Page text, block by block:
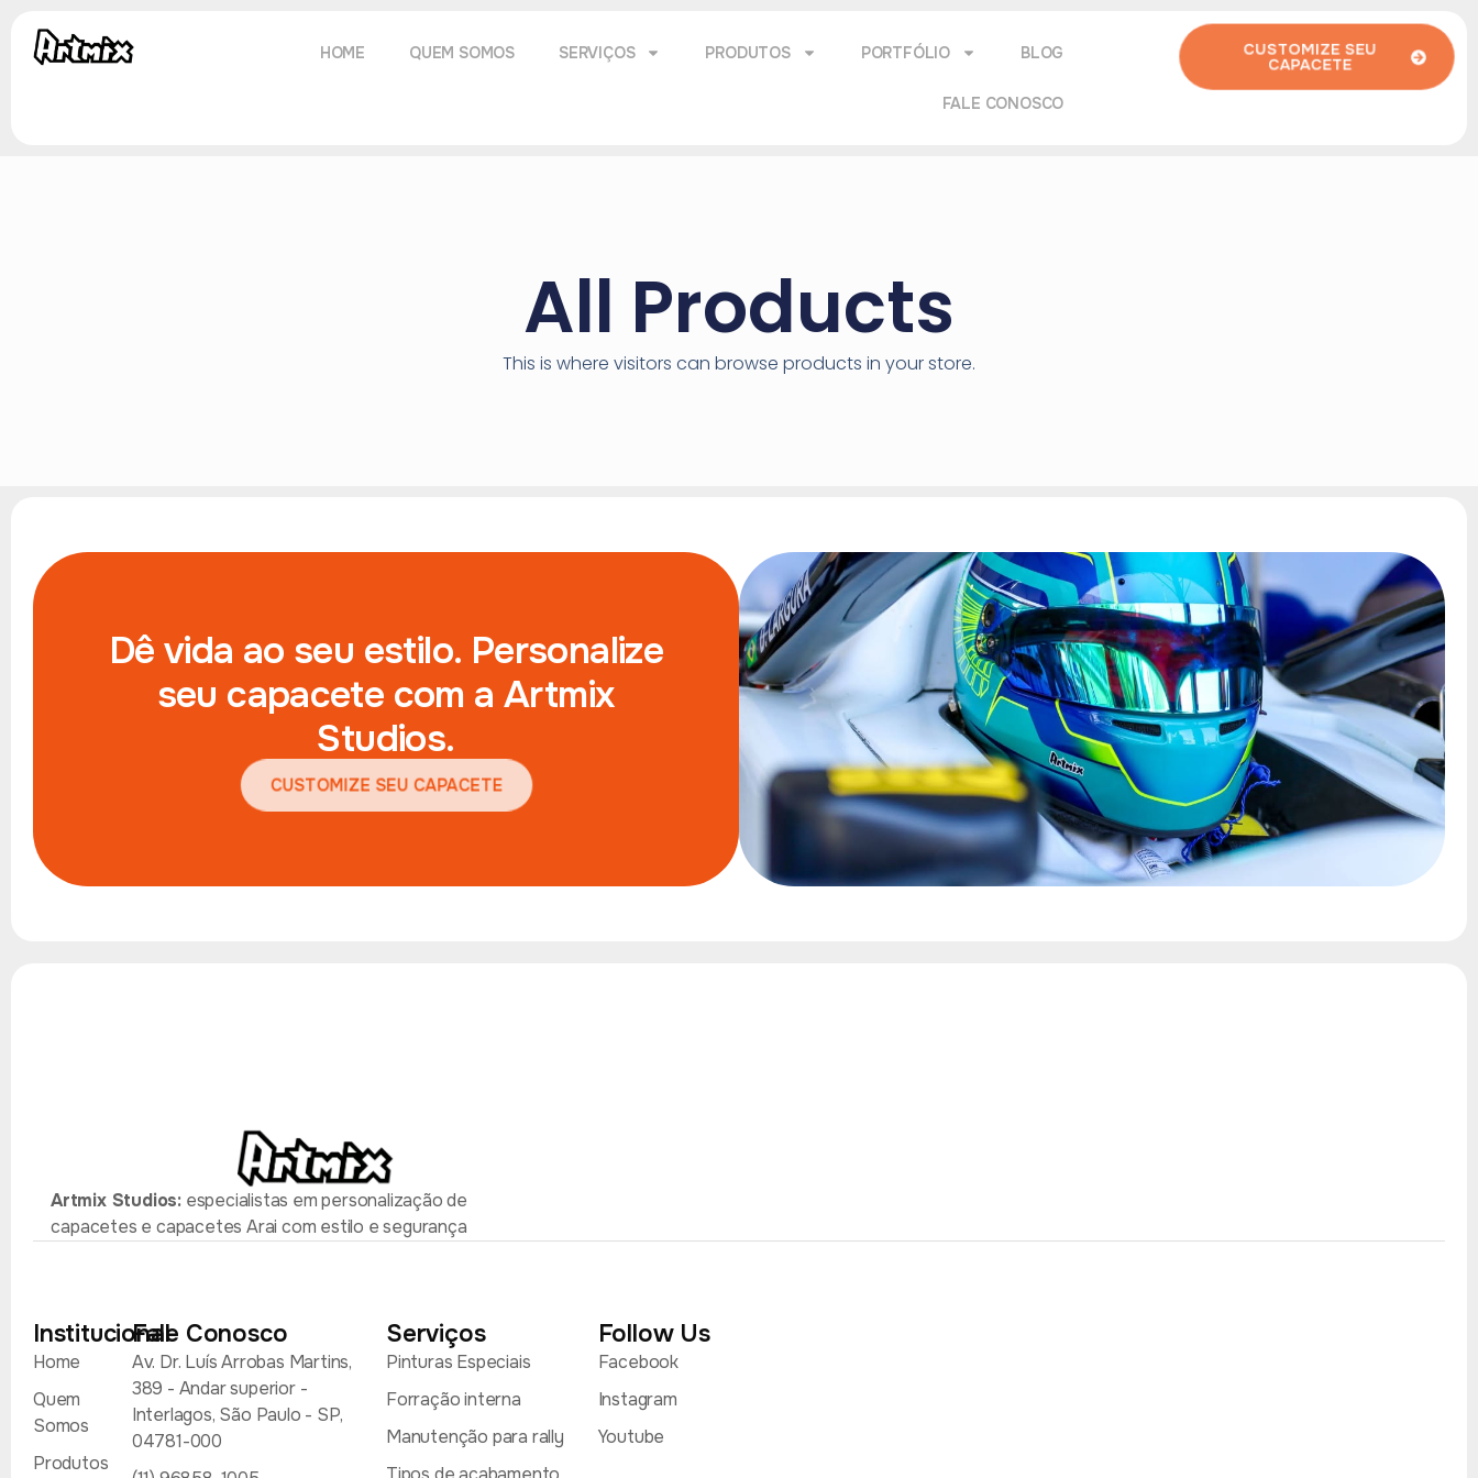
HOME QUEM SOMOS SERVIÇOS PRODUTOS PORTFÓLIO BLOG
FALE CONOSCO
CUSTOMIZE SEU
CAPACETE
All Products
This is where visitors can browse products in your store.
Dê vida ao seu estilo. Personalize
seu capacete com a Artmix
Studios.
CUSTOMIZE SEU CAPACETE
Artmix Studios:especialistas em personalização de
capacetes e capacetes Arai com estilo e segurança
Institucional
Home
Quem
Somos
Produtos
Fale Conosco
Av. Dr. Luís Arrobas Martins,
389 - Andar superior -
Interlagos, São Paulo - SP,
04781-000
Serviços
Pinturas Especiais
Forração interna
Manutenção para rally
Follow Us
Facebook
Instagram
Youtube